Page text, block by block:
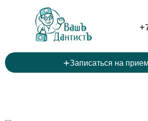
+Записаться на прием